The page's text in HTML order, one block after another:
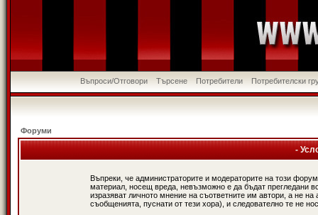
Въпроси/Отговори Търсене Потребители Потребителски
Форуми
-
Въпреки, че администраторите и модераторите на този
материал, носещ вреда, невъзможно е да бъдат прегледани
изразяват личното мнение на съответните им автори, а не
съобщенията, пуснати от тези хора), и следователно те не